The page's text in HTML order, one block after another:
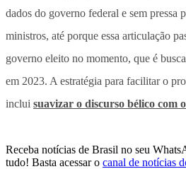
dados do governo federal e sem pressa
ministros, até porque essa articulação
governo eleito no momento, que é
em 2023. A estratégia para facilitar o
inclui suavizar o discurso bélico com
Receba notícias de Brasil no seu
tudo! Basta acessar o canal de notícias